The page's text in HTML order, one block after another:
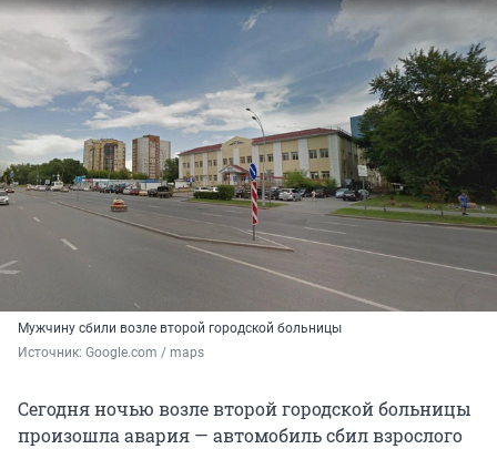
Мужчину сбили возле второй городской больницы
Источник: Google.com / maps
Сегодня ночью возле второй городской больницы
произошла авария — автомобиль сбил взрослого